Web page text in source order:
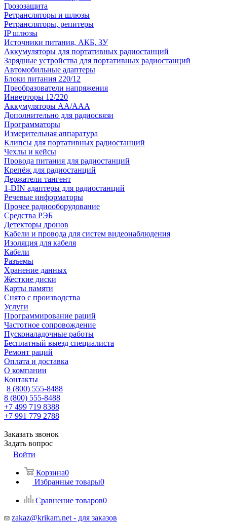
Грозозащита
Ретрансляторы и шлюзы
Ретрансляторы, репитеры
IP шлюзы
Источники питания, АКБ, ЗУ
Аккумуляторы для портативных радиостанций
Зарядные устройства для портативных радиостанций
Автомобильные адаптеры
Блоки питания 220/12
Преобразователи напряжения
Инверторы 12/220
Аккумуляторы АА/ААА
Дополнительно для радиосвязи
Программаторы
Измерительная аппаратура
Клипсы для портативных радиостанций
Чехлы и кейсы
Провода питания для радиостанций
Крепёж для радиостанций
Держатели тангент
1-DIN адаптеры для радиостанций
Речевые информаторы
Прочее радиооборудование
Средства РЭБ
Детекторы дронов
Кабели и провода для систем видеонаблюдения
Изоляция для кабеля
Кабели
Разъемы
Хранение данных
Жесткие диски
Карты памяти
Снято с производства
Услуги
Программирование раций
Частотное сопровождение
Пусконаладочные работы
Бесплатный выезд специалиста
Ремонт раций
Оплата и доставка
О компании
Контакты
8 (800) 555-8488
8 (800) 555-8488
+7 499 719 8388
+7 991 779 2788
Заказать звонок
Задать вопрос
Войти
Корзина0
Избранные товары0
Сравнение товаров0
zakaz@krikam.net - для заказов